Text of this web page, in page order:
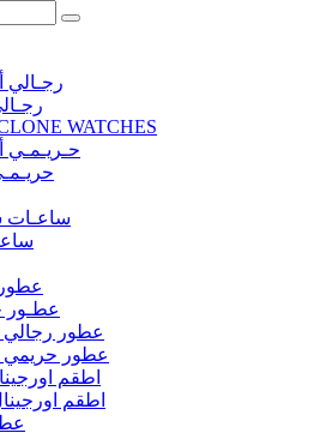
رجـالي
WATCHES
حـريـمـي
ساعـات
عطـور
عطور رجالي
عطور حريمي
اطقم
اطقم